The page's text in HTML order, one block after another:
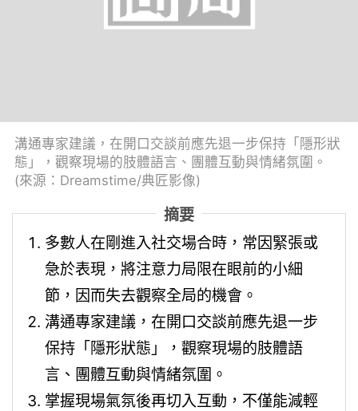
溝通專家建議，在開口交談前應先退一步保持「隱形狀
態」，觀察現場的肢體語言、團體互動與情緒氛圍。
(來源：Dreamstime/典匠影像)
摘要
多數人在剛進入社交場合時，常因緊張或
急於表現，將注意力局限在眼前的小細
節，因而失去觀察全局的機會。
溝通專家建議，在開口交談前應先退一步
保持「隱形狀態」，觀察現場的肢體語
言、團體互動與情緒氛圍。
掌握現場氣氛後再切入互動，不僅能減輕